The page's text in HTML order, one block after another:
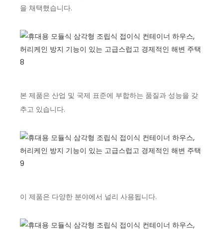
을 채택했습니다.
본 제품은 산업 및 국제 표준에 부합하는 품질과 성능을 갖
추고 있습니다.
이 제품은 다양한 분야에서 널리 사용됩니다.